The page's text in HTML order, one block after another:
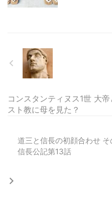
コンスタンティヌス1世 大
スト教に母を見た？
道三と信長の初顔合わせ そ
信長公記第13話